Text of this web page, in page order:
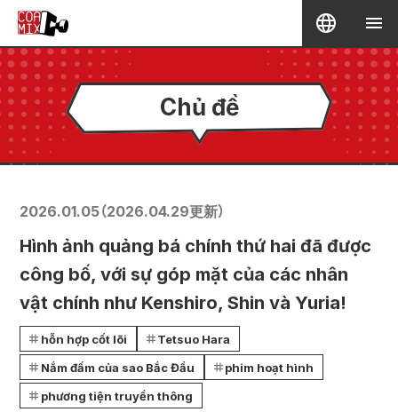
Chủ đề
2026.01.05（2026.04.29更新）
Hình ảnh quảng bá chính thứ hai đã được
công bố, với sự góp mặt của các nhân
vật chính như Kenshiro, Shin và Yuria!
hỗn hợp cốt lõi
Tetsuo Hara
Nắm đấm của sao Bắc Đẩu
phim hoạt hình
phương tiện truyền thông